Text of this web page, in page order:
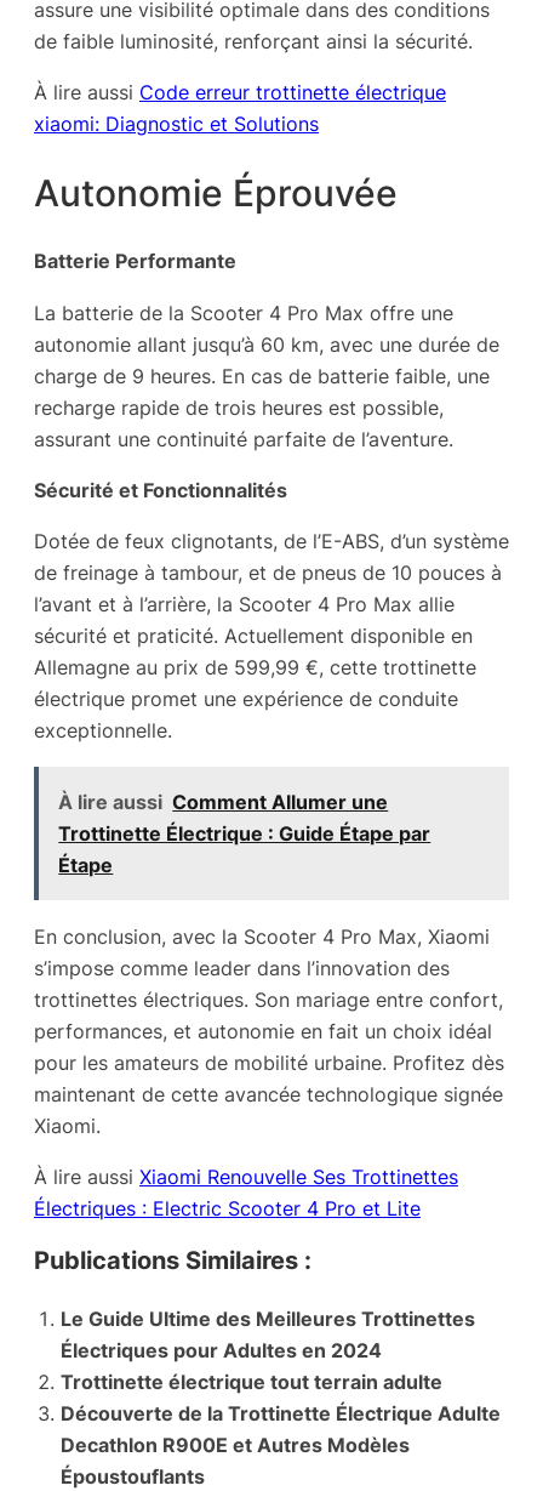
assure une visibilité optimale dans des conditions
de faible luminosité, renforçant ainsi la sécurité.
À lire aussi Code erreur trottinette électrique
xiaomi: Diagnostic et Solutions
Autonomie Éprouvée
Batterie Performante
La batterie de la Scooter 4 Pro Max offre une
autonomie allant jusqu’à 60 km, avec une durée de
charge de 9 heures. En cas de batterie faible, une
recharge rapide de trois heures est possible,
assurant une continuité parfaite de l’aventure.
Sécurité et Fonctionnalités
Dotée de feux clignotants, de l’E-ABS, d’un système
de freinage à tambour, et de pneus de 10 pouces à
l’avant et à l’arrière, la Scooter 4 Pro Max allie
sécurité et praticité. Actuellement disponible en
Allemagne au prix de 599,99 €, cette trottinette
électrique promet une expérience de conduite
exceptionnelle.
À lire aussi Comment Allumer une
Trottinette Électrique : Guide Étape par
Étape
En conclusion, avec la Scooter 4 Pro Max, Xiaomi
s’impose comme leader dans l’innovation des
trottinettes électriques. Son mariage entre confort,
performances, et autonomie en fait un choix idéal
pour les amateurs de mobilité urbaine. Profitez dès
maintenant de cette avancée technologique signée
Xiaomi.
À lire aussi Xiaomi Renouvelle Ses Trottinettes
Électriques : Electric Scooter 4 Pro et Lite
Publications Similaires :
Le Guide Ultime des Meilleures Trottinettes
Électriques pour Adultes en 2024
Trottinette électrique tout terrain adulte
Découverte de la Trottinette Électrique Adulte
Decathlon R900E et Autres Modèles
Époustouflants